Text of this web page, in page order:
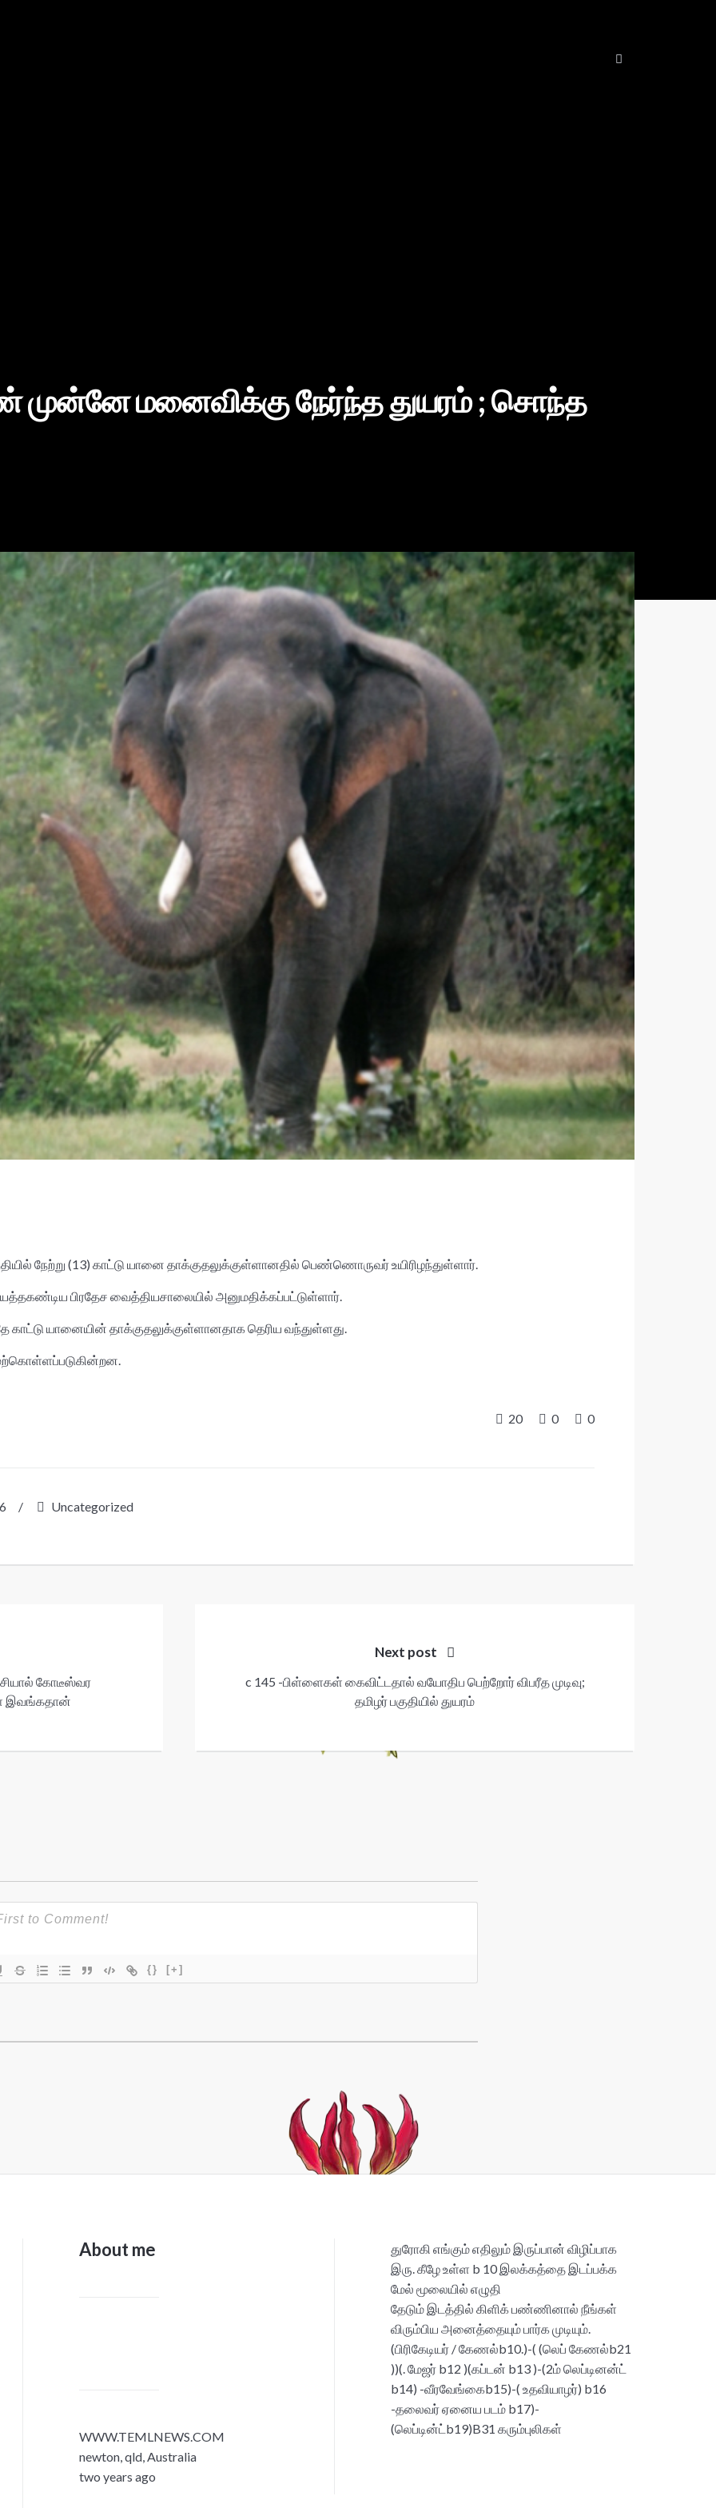
மனைவிக்கு நேர்ந்த துயரம் ; சொந்த
நேற்று (13) காட்டு யானை தாக்குதலுக்குள்ளானதில் பெண்ணொருவர் உயிரிழந்துள்ளார்.
பிரதேச வைத்தியசாலையில் அனுமதிக்கப்பட்டுள்ளார்.
காட்டு யானையின் தாக்குதலுக்குள்ளானதாக தெரிய வந்துள்ளது.
20 0 0
/ Uncategorized
கோடீஸ்வர
இவங்கதான்
Next post
c 145 -பிள்ளைகள் கைவிட்டதால் வயோதிப பெற்றோர் விபரீத முடிவு;
தமிழர் பகுதியில் துயரம்
{} [+]
About me
WWW.TEMLNEWS.COM
newton, qld, Australia
two years ago
துரோகி எங்கும் எதிலும் இருப்பான் விழிப்பாக
இரு. கீழே உள்ள b 10 இலக்கத்தை இடப்பக்க
மேல் மூலையில் எழுதி
தேடும் இடத்தில் கிளிக் பண்ணினால் நீங்கள்
விரும்பிய அனைத்தையும் பார்க முடியும்.
(பிரிகேடியர் / கேணல்b10.)-( (லெப் கேணல்b21
))(. மேஜர் b12 )(கப்டன் b13 )-(2ம் லெப்டினன்ட்
b14) -வீரவேங்கைb15)-( உதவியாழர்) b16
-தலைவர் ஏனைய படம் b17)-
(லெப்டின்ட்b19)B31 கரும்புலிகள்